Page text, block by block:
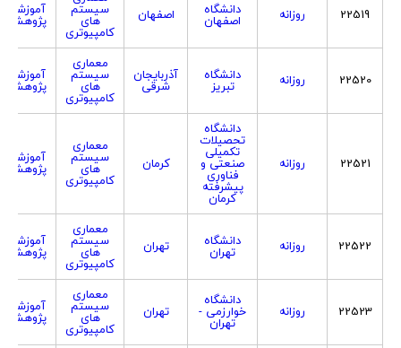
22519 روزانه دانشگاه
اصفهان اصفهان سیستم
های
کامپیوتری
آموزشی
پژوهشی
22520 روزانه دانشگاه
تبریز
آذربایجان
شرقی
معماری
سیستم
های
کامپیوتری
آموزشی
پژوهشی
22521 روزانه
دانشگاه
تحصیلات
تکمیلی
صنعتی و
فناوری
پیشرفته
کرمان
کرمان
معماری
سیستم
های
کامپیوتری
آموزشی
پژوهشی
22522 روزانه دانشگاه
تهران تهران
معماری
سیستم
های
کامپیوتری
آموزشی
پژوهشی
22523 روزانه
دانشگاه
خوارزمی -
تهران
تهران
معماری
سیستم
های
کامپیوتری
آموزشی
پژوهشی